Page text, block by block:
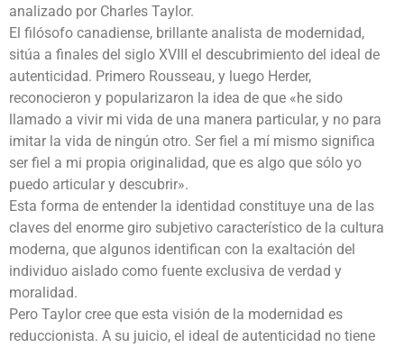
analizado por Charles Taylor.
El filósofo canadiense, brillante analista de modernidad,
sitúa a finales del siglo XVIII el descubrimiento del ideal de
autenticidad. Primero Rousseau, y luego Herder,
reconocieron y popularizaron la idea de que «he sido
llamado a vivir mi vida de una manera particular, y no para
imitar la vida de ningún otro. Ser fiel a mí mismo significa
ser fiel a mi propia originalidad, que es algo que sólo yo
puedo articular y descubrir».
Esta forma de entender la identidad constituye una de las
claves del enorme giro subjetivo característico de la cultura
moderna, que algunos identifican con la exaltación del
individuo aislado como fuente exclusiva de verdad y
moralidad.
Pero Taylor cree que esta visión de la modernidad es
reduccionista. A su juicio, el ideal de autenticidad no tiene